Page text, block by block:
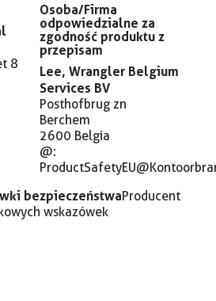
8
Osoba/Firma
odpowiedzialne za
zgodność produktu z
przepisam
Lee, Wrangler Belgium
Services BV
Posthofbrug zn
Berchem
2600 Belgia
@:
bezpieczeństwaProducent
wskazówek